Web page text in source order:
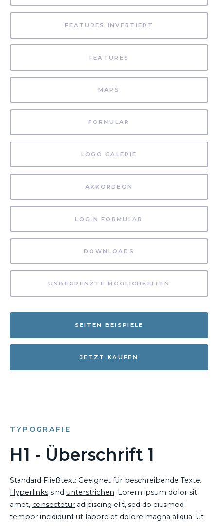
FEATURES INVERTIERT
FEATURES
MAPS
FORMULAR
LOGO GALERIE
AKKORDEON
LOGIN FORMULAR
DOWNLOADS
UNBEGRENZTE MÖGLICHKEITEN
SEITEN BEISPIELE
JETZT KAUFEN
TYPOGRAFIE
H1 - Überschrift 1
Standard Fließtext: Geeignet für beschreibende Texte.
Hyperlinks sind unterstrichen. Lorem ipsum dolor sit
amet, consectetur adipiscing elit, sed do eiusmod
tempor incididunt ut labore et dolore magna aliqua. Ut